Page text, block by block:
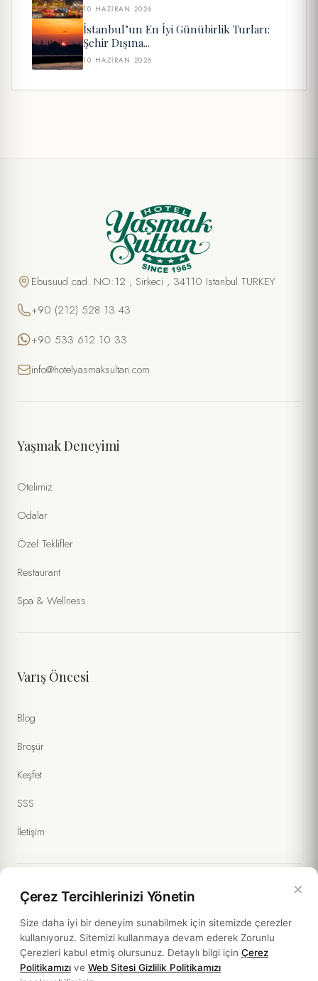
10 HAZIRAN 2026
İstanbul’un En İyi Günübirlik Turları:
Şehir Dışına...
10 HAZIRAN 2026
Ebusuud cad. NO:12 , Sirkeci , 34110 Istanbul TURKEY
+90 (212) 528 13 43
+90 533 612 10 33
info@hotelyasmaksultan.com
Yaşmak Deneyimi
Otelimiz
Odalar
Özel Teklifler
Restaurant
Spa & Wellness
Varış Öncesi
Blog
Broşür
Keşfet
SSS
İletişim
Yasal Bilgiler
Politikalar
Sürdürülebilirlik
×
Çerez Tercihlerinizi Yönetin
Size daha iyi bir deneyim sunabilmek için sitemizde çerezler
kullanıyoruz. Sitemizi kullanmaya devam ederek Zorunlu
Çerezleri kabul etmiş olursunuz. Detaylı bilgi için Çerez
Politikamızı ve Web Sitesi Gizlilik Politikamızı